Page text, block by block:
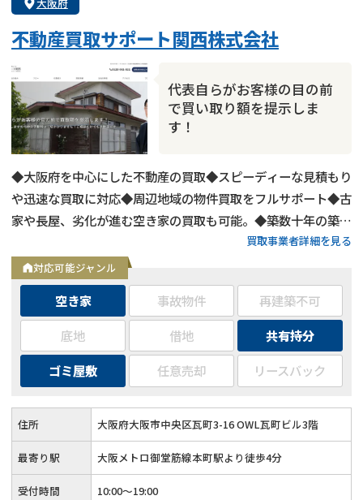
不動産買取サポート関西株式会社
代表自らがお客様の目の前
で買い取り額を提示しま
す！
◆大阪府を中心にした不動産の買取◆スピーディーな見積もり
や迅速な買取に対応◆周辺地域の物件買取をフルサポート◆古
家や長屋、劣化が進む空き家の買取も可能。◆築数十年の築古
物件や心理的瑕疵物件の買取もOK◆お客様第一主義で取り組
む買取
買取事業者詳細を見る
対応可能ジャンル
空き家 事故物件
再建築不可
底地
借地
共有持分
ゴミ屋敷
任意売却 リースバック
住所 大阪府大阪市中央区瓦町3-16 OWL瓦町ビル3階
最寄り駅 大阪メトロ御堂筋線本町駅より徒歩4分
受付時間 10:00～19:00